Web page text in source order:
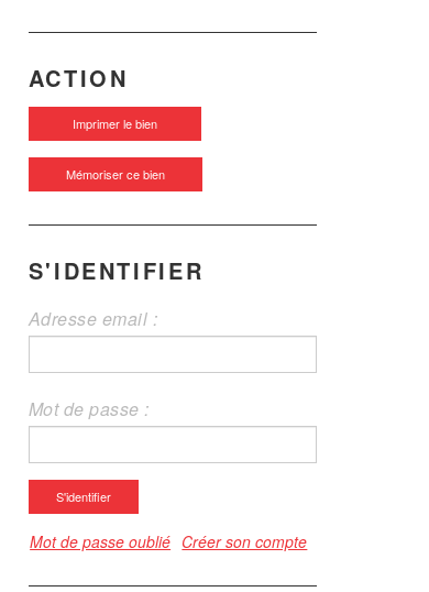
ACTION
Imprimer le bien
Mémoriser ce bien
S'IDENTIFIER
Adresse email :
Mot de passe :
S'identifier
Mot de passe oublié Créer son compte